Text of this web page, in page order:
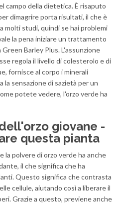
campo della dietetica. È risaputo
dimagrire porta risultati, il che è
molti studi, quindi se hai problemi
la pena iniziare un trattamento
Barley Plus. L'assunzione
regola il livello di colesterolo e di
fornisce al corpo i minerali
la sensazione di sazietà per un
potete vedere, l'orzo verde ha
giovane -
questa pianta
la polvere di orzo verde ha anche
il che significa che ha
Questo significa che contrasta
cellule, aiutando così a liberare il
Grazie a questo, previene anche